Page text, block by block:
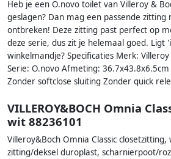
Heb je een O.novo toilet van Villeroy &
geslagen? Dan mag een passende zitting
ontbreken! Deze zitting past perfect op
deze serie, dus zit je helemaal goed. Ligt
winkelmandje? Specificaties Merk:
Serie: O.novo Afmeting:
Zonder softclose sluiting Zonder quick
VILLEROY&BOCH Omnia
wit 88236101
Villeroy&Boch Omnia Classic
zitting/deksel duroplast, scharnierpoot/